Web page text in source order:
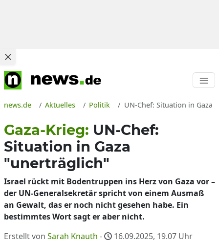
news.de Aktuelles Politik UN-Chef: Situation in Gaza
Gaza-Krieg: UN-Chef:
Situation in Gaza
"unerträglich"
Israel rückt mit Bodentruppen ins Herz von Gaza vor –
der UN-Generalsekretär spricht von einem Ausmaß
an Gewalt, das er noch nicht gesehen habe. Ein
bestimmtes Wort sagt er aber nicht.
Erstellt von Sarah Knauth - 16.09.2025, 19.07 Uhr